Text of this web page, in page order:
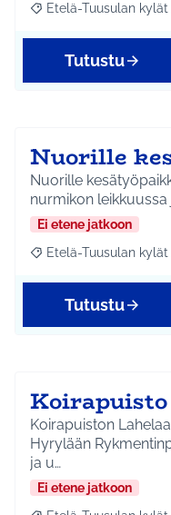
Rajaa tulokset
Etelä-Tuusulan kylät
Tutustu
Nuorille
Nuorille
nurmikon leikkuussa
Ei etene jatkoon
Rajaa tulokset
Etelä-Tuusulan kylät
Tutustu
Koirapuiston
Hyrylään Rykmentinpuistoon.
ja u…
Ei etene jatkoon